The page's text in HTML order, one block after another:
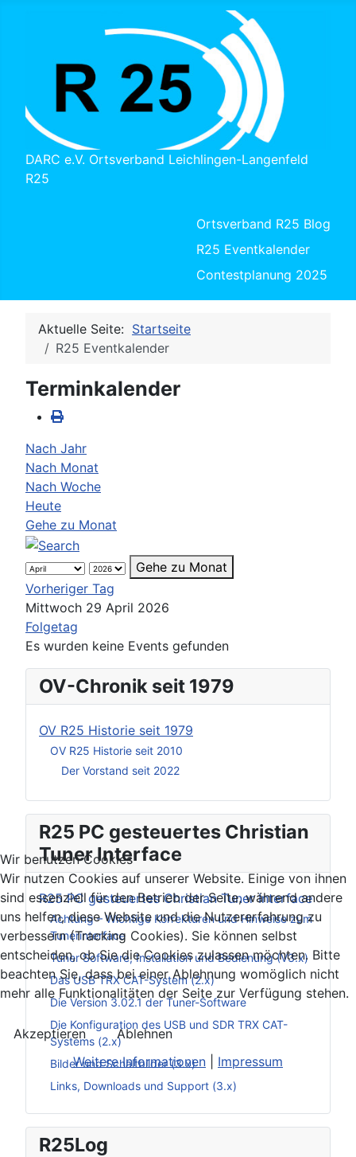
DARC e.V. Ortsverband Leichlingen-Langenfeld
R25
Ortsverband R25 Blog
R25 Eventkalender
Contestplanung 2025
OV-Chronik seit 1979
OV R25 Historie seit 1979
OV R25 Historie seit 2010
Der Vorstand seit 2022
R25 PC gesteuertes Christian
Tuner Interface
R25 PC gesteuertes Christian Tuner Interface
Achtung – Wichtige Korrekturen und Hinweise zum
Tunerinterface
Tuner Software, Installation und Bedienung (V3.x)
Das USB TRX CAT-System (2.x)
Die Version 3.02.1 der Tuner-Software
Die Konfiguration des USB und SDR TRX CAT-
Systems (2.x)
Bilder und Schaltbilder (3.x)
Links, Downloads und Support (3.x)
R25Log
Aktuelle Seite: Startseite
R25 Eventkalender
Terminkalender
Nach Jahr
Nach Monat
Nach Woche
Heute
Gehe zu Monat
Gehe zu Monat
Vorheriger Tag
Mittwoch 29 April 2026
Folgetag
Es wurden keine Events gefunden
Wir benutzen Cookies
Wir nutzen Cookies auf unserer Website. Einige von ihnen
sind essenziell für den Betrieb der Seite, während andere
uns helfen, diese Website und die Nutzererfahrung zu
verbessern (Tracking Cookies). Sie können selbst
entscheiden, ob Sie die Cookies zulassen möchten. Bitte
beachten Sie, dass bei einer Ablehnung womöglich nicht
mehr alle Funktionalitäten der Seite zur Verfügung stehen.
Akzeptieren
Ablehnen
Weitere Informationen
Impressum